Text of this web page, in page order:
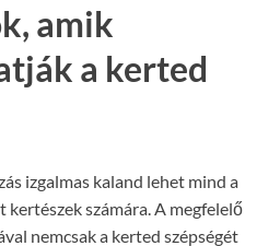
amik
a kerted
izgalmas kaland lehet mind a
kertészek számára. A megfelelő
nemcsak a kerted szépségét